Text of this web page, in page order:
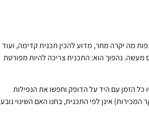
מה יקרה מחר, מדוע להכין תכנית קדימה, ועוד
מעשה. נהפוך הוא: התכנית צריכה להיות מפורטת
כל הזמן עם היד על הדופק וחפשו את הנפילות
אינן לפי התכנית, בחנו האם השינוי נובע